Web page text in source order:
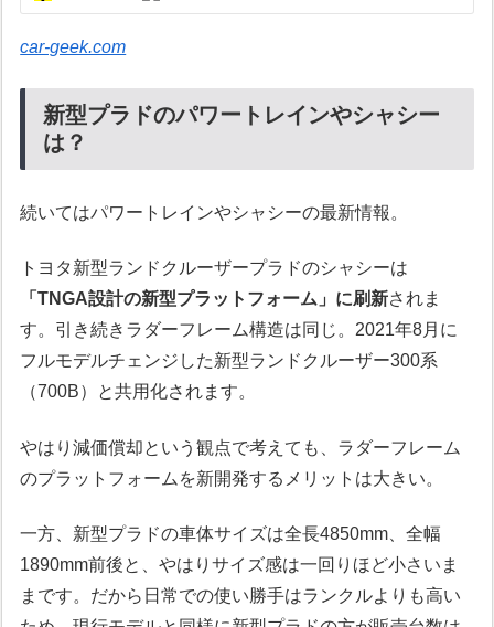
car-geek.com
新型プラドのパワートレインやシャシー
は？
続いてはパワートレインやシャシーの最新情報。
トヨタ新型ランドクルーザープラドのシャシーは
「TNGA設計の新型プラットフォーム」に刷新されま
す。引き続きラダーフレーム構造は同じ。2021年8月に
フルモデルチェンジした新型ランドクルーザー300系
（700B）と共用化されます。
やはり減価償却という観点で考えても、ラダーフレーム
のプラットフォームを新開発するメリットは大きい。
一方、新型プラドの車体サイズは全長4850mm、全幅
1890mm前後と、やはりサイズ感は一回りほど小さいま
まです。だから日常での使い勝手はランクルよりも高い